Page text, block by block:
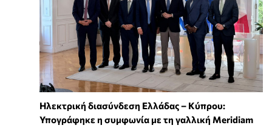
Ηλεκτρική διασύνδεση Ελλάδας – Κύπρου:
Υπογράφηκε η συμφωνία με τη γαλλική Meridiam